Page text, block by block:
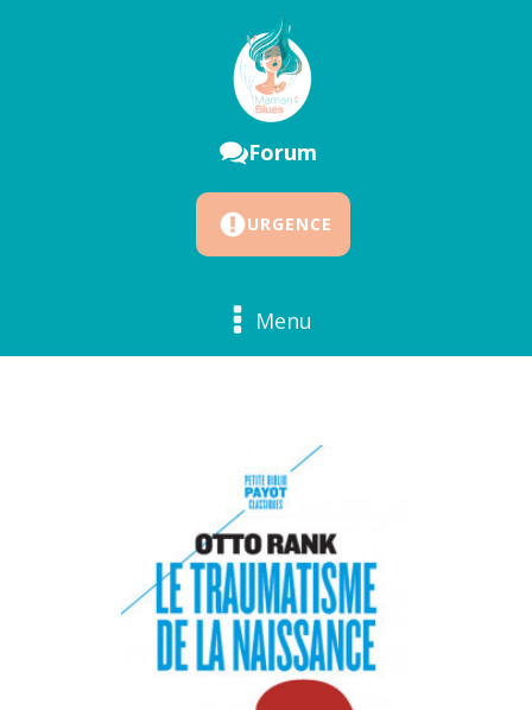
Forum
URGENCE
Menu